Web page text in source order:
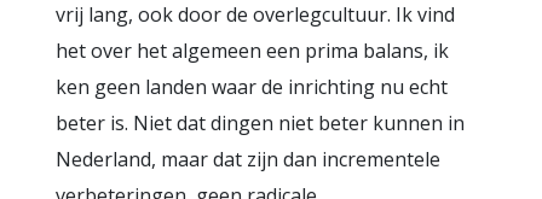
vrij lang, ook door de overlegcultuur. Ik vind
het over het algemeen een prima balans, ik
ken geen landen waar de inrichting nu echt
beter is. Niet dat dingen niet beter kunnen in
Nederland, maar dat zijn dan incrementele